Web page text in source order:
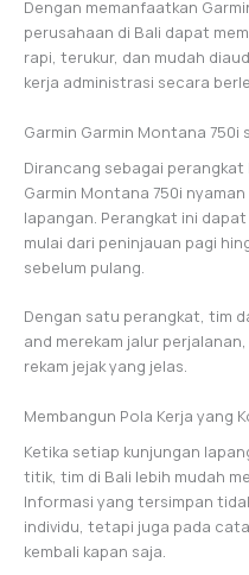
Dengan memanfaatkan
perusahaan di Bali dapat
rapi, terukur, dan mudah
kerja administrasi secara
Garmin Garmin Montana 750i
Dirancang sebagai
Garmin Montana 750i
lapangan. Perangkat ini
mulai dari peninjauan pagi
sebelum pulang.
Dengan satu perangkat, tim
and merekam jalur
rekam jejak yang jelas.
Membangun Pola Kerja yang
Ketika setiap kunjungan
titik, tim di Bali lebih mudah
Informasi yang tersimpan
individu, tetapi juga pada
kembali kapan saja.